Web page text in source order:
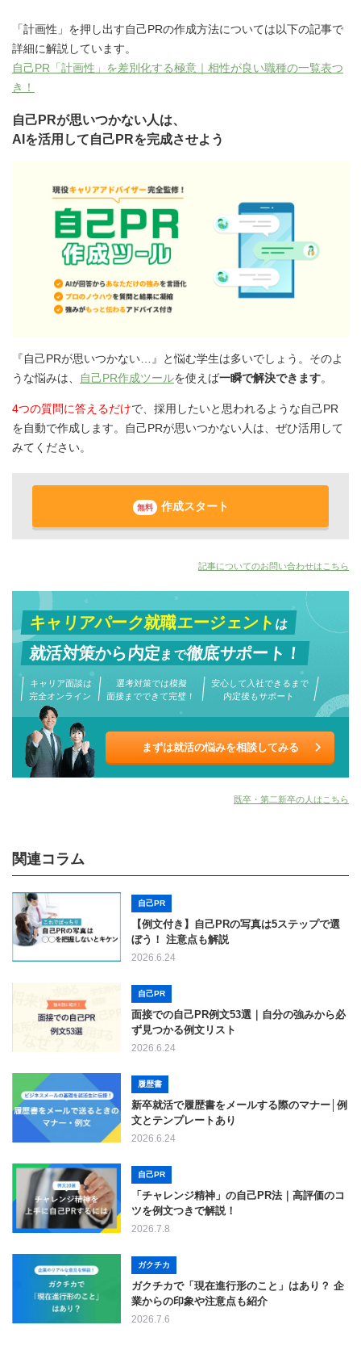
「計画性」を押し出す自己PRの作成方法については以下の記事で
詳細に解説しています。
自己PR「計画性」を差別化する極意｜相性が良い職種の一覧表つ
き！
自己PRが思いつかない人は、
AIを活用して自己PRを完成させよう
『自己PRが思いつかない…』と悩む学生は多いでしょう。そのよ
うな悩みは、
自己PR作成ツールを使えば一瞬で解決できます。
4つの質問に答えるだけで、採用したいと思われるような自己PR
を自動で作成します。自己PRが思いつかない人は、ぜひ活用して
みてください。
無料 作成スタート
記事についてのお問い合わせはこちら
キャリアパーク就職エージェントは
就活対策から内定まで徹底サポート！
キャリア面談は
完全オンライン
選考対策では模擬
面接までできて完璧！
安心して入社できるまで
内定後もサポート
まずは就活の悩みを相談してみる
既卒・第二新卒の人はこちら
関連コラム
自己PR
【例文付き】自己PRの写真は5ステップで選
ぼう！ 注意点も解説
2026.6.24
自己PR
面接での自己PR例文53選｜自分の強みから必
ず見つかる例文リスト
2026.6.24
履歴書
新卒就活で履歴書をメールする際のマナー│例
文とテンプレートあり
2026.6.24
自己PR
「チャレンジ精神」の自己PR法｜高評価のコ
ツを例文つきで解説！
2026.7.8
ガクチカ
ガクチカで「現在進行形のこと」はあり？ 企
業からの印象や注意点も紹介
2026.7.6